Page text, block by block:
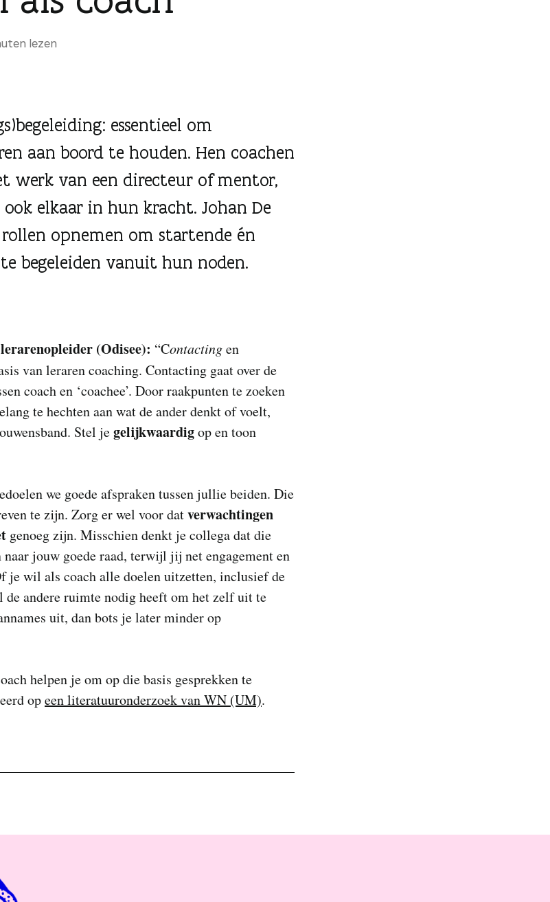
lezen
essentieel om
aan boord te houden. Hen coachen
werk van een directeur of mentor,
ook elkaar in hun kracht. Johan De
opnemen om startende én
begeleiden vanuit hun noden.
lerarenopleider (Odisee): “Contactingen
van leraren coaching. Contacting gaat over de
coach en ‘coachee’. Door raakpunten te zoeken
te hechten aan wat de ander denkt of voelt,
Stel jegelijkwaardigop en toon
we goede afspraken tussen jullie beiden. Die
te zijn. Zorg er wel voor datverwachtingen
genoeg zijn. Misschien denkt je collega dat die
jouw goede raad, terwijl jij net engagement en
je wil als coach alle doelen uitzetten, inclusief de
de andere ruimte nodig heeft om het zelf uit te
uit, dan bots je later minder op
helpen je om op die basis gesprekken te
opeen literatuuronderzoek van WN (UM).